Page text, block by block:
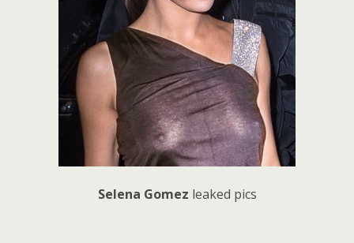
Selena Gomez leaked pics